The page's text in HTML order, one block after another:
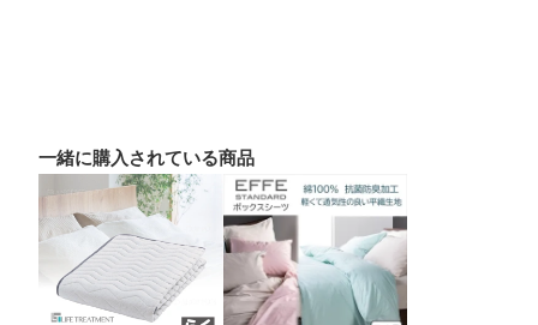
一緒に購入されている商品